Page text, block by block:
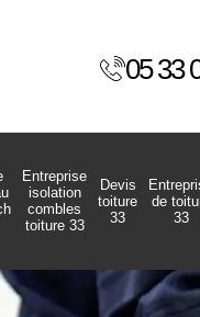
05 33
Entreprise
isolation
combles
toiture 33
Devis
toiture
33
de
33